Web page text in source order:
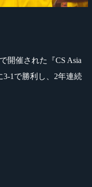
開催された『CS Asia
3-1で勝利し、2年連続